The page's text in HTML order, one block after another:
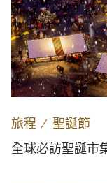
旅程 ∕ 聖誕節
全球必訪聖誕市